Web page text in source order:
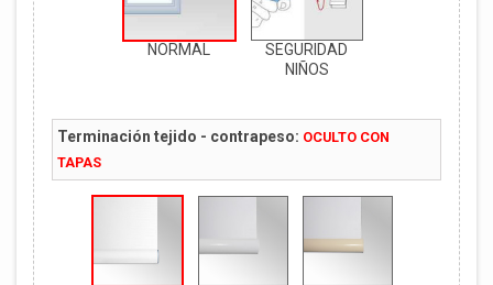
NORMAL
SEGURIDAD
NIÑOS
Terminación tejido - contrapeso: OCULTO CON
TAPAS